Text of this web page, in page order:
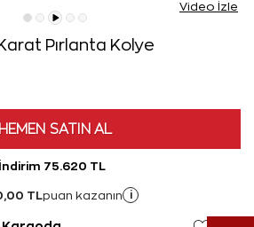
Video İzle
Pırlanta Kolye
HEMEN SATIN AL
75.620 TL
TL puan kazanın i